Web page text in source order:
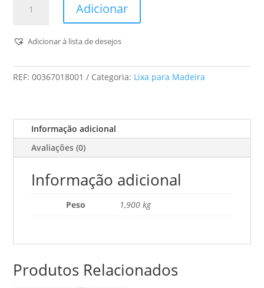
-
-
Rolo
-
#180
(METRO)
Adicionar
Adicionar á lista de desejos
REF:00367018001 Categoria: Lixa para Madeira
Informação adicional
Avaliações (0)
Informação adicional
Peso 1,900 kg
Produtos Relacionados